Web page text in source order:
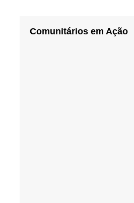
Comunitários em Ação